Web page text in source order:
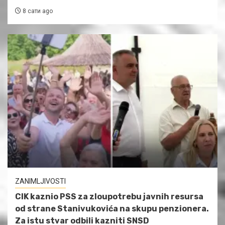
8 сати ago
ZANIMLJIVOSTI
CIK kaznio PSS za zloupotrebu javnih resursa
od strane Stanivukovića na skupu penzionera.
Za istu stvar odbili kazniti SNSD